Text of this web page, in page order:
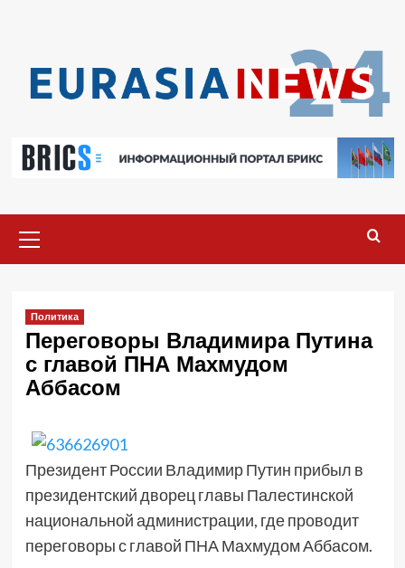
меню
Политика
Переговоры Владимира Путина
с главой ПНА Махмудом
Аббасом
Президент России Владимир Путин прибыл в
президентский дворец главы Палестинской
национальной администрации, где проводит
переговоры с главой ПНА Махмудом Аббасом.